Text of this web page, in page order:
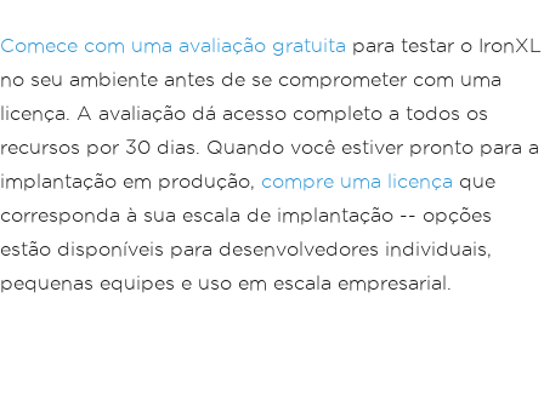
Comece com uma avaliação gratuita para testar o IronXL
no seu ambiente antes de se comprometer com uma
licença. A avaliação dá acesso completo a todos os
recursos por 30 dias. Quando você estiver pronto para a
implantação em produção, compre uma licença que
corresponda à sua escala de implantação -- opções
estão disponíveis para desenvolvedores individuais,
pequenas equipes e uso em escala empresarial.